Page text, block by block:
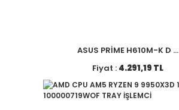
ASUS PRİME H610M-K D ...
Fiyat : 4.291,19 TL